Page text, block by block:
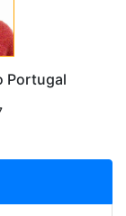
Portugal